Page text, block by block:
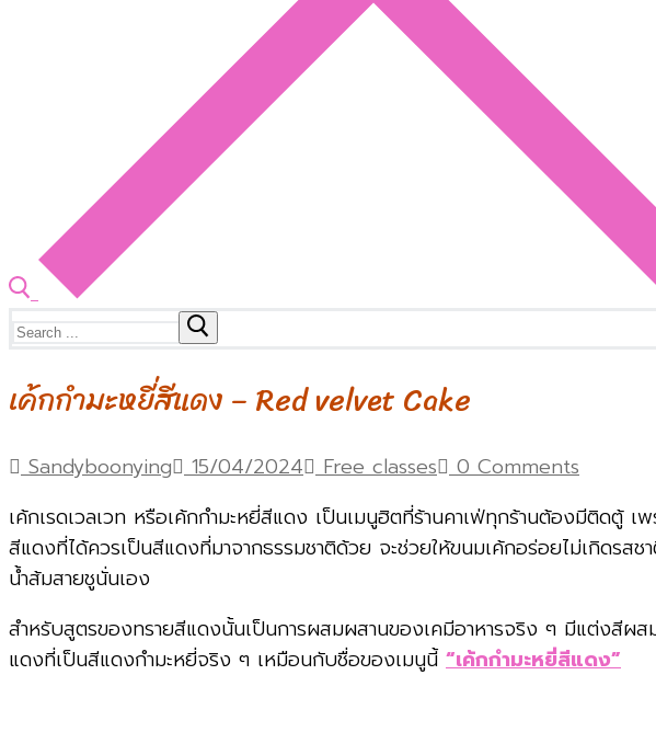
Search
เค้กกำมะหยี่สีแดง – Red velvet Cake
Sandyboonying 15/04/2024 Free classes 0 Comments
เค้กเรดเวลเวท หรือเค้กกำมะหยี่สีแดง เป็นเมนูฮิตที่ร้านคาเฟ่ทุกร้านต้องมีติดตู้
สีแดงที่ได้ควรเป็นสีแดงที่มาจากธรรมชาติด้วย จะช่วยให้ขนมเค้กอร่อยไม่เกิดรส
น้ำส้มสายชูนั่นเอง
สำหรับสูตรของทรายสีแดงนั้นเป็นการผสมผสานของเคมีอาหารจริง ๆ มีแต่งสีผ
แดงที่เป็นสีแดงกำมะหยี่จริง ๆ เหมือนกับชื่อของเมนูนี้ “เค้กกำมะหยี่สีแดง”